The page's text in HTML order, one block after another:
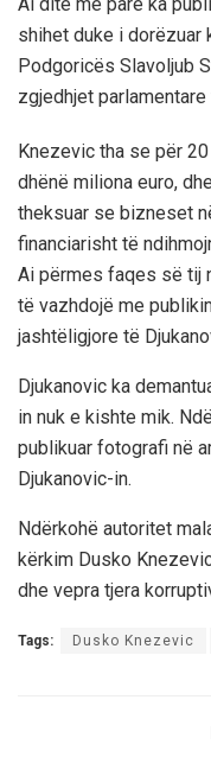
shihet duke i dorëzuar
Podgoricës Slavoljub
zgjedhjet
Knezevic tha se për
dhënë miliona euro,
theksuar se bizneset
financiarisht të
Ai përmes faqes së tij
të vazhdojë me
jashtëligjore të
Djukanovic ka
in nuk e kishte mik.
publikuar fotografi në
Djukanovic-in.
Ndërkohë autoritet
kërkim Dusko
dhe vepra tjera
Tags: Dusko Knezevic